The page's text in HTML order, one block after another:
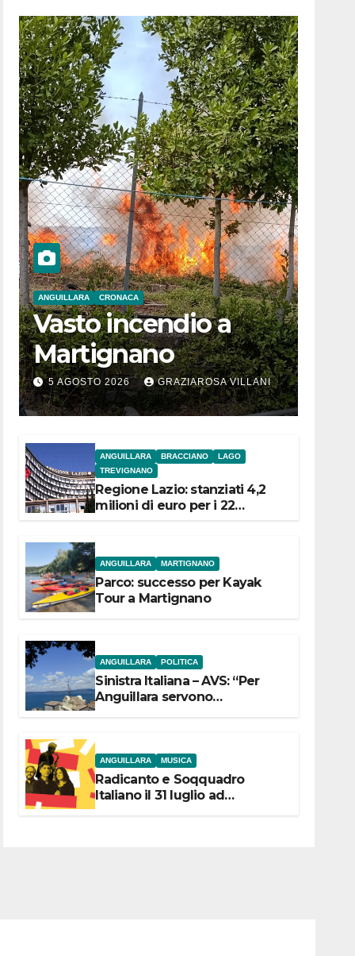
ANGUILLARA CRONACA
Vasto incendio a
Martignano
5 AGOSTO 2026 GRAZIAROSA VILLANI
ANGUILLARA BRACCIANO
LAGO
TREVIGNANO
Regione Lazio: stanziati 4,2
milioni di euro per i 22
ANGUILLARA MARTIGNANO
Parco: successo per Kayak
Tour a Martignano
ANGUILLARA POLITICA
Sinistra Italiana – AVS: “Per
Anguillara servono
ANGUILLARA MUSICA
Radicanto e Soqquadro
Italiano il 31 luglio ad